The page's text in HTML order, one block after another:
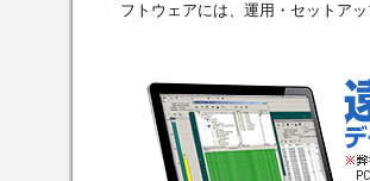
フトウェアには、運用・セットア